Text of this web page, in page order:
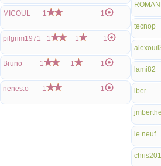
MICOUL 1 1
pilgrim1971 1 1 1
Bruno 1 1 1
nenes.o 1 1
tecnop
lami82
lber
le neuf